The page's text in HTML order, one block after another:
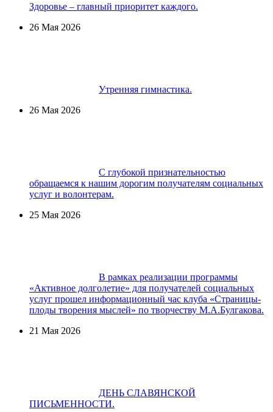
Здоровье – главный приоритет каждого.
26 Мая 2026
Утренняя гимнастика.
26 Мая 2026
С глубокой признательностью
обращаемся к нашим дорогим получателям социальных
услуг и волонтерам.
25 Мая 2026
В рамках реализации программы
«Активное долголетие» для получателей социальных
услуг прошел информационный час клуба «Страницы-
плоды творения мыслей» по творчеству М.А.Булгакова.
21 Мая 2026
ДЕНЬ СЛАВЯНСКОЙ
ПИСЬМЕННОСТИ.